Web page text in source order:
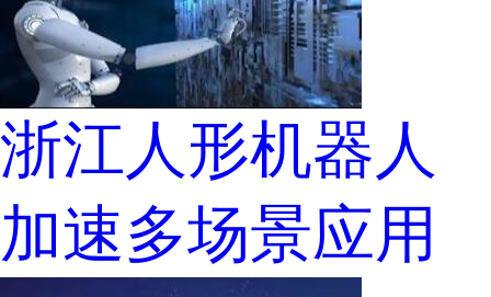
浙江人形机器人
加速多场景应用